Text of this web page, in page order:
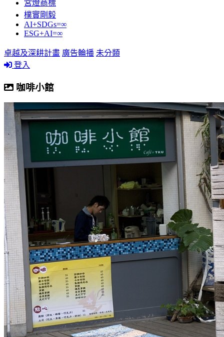
宮燈商標
樸實剛毅
AI+SDGs=∞
ESG+AI=∞
卓越及深耕計畫 廣告輪播 未分類
登入
咖啡小館